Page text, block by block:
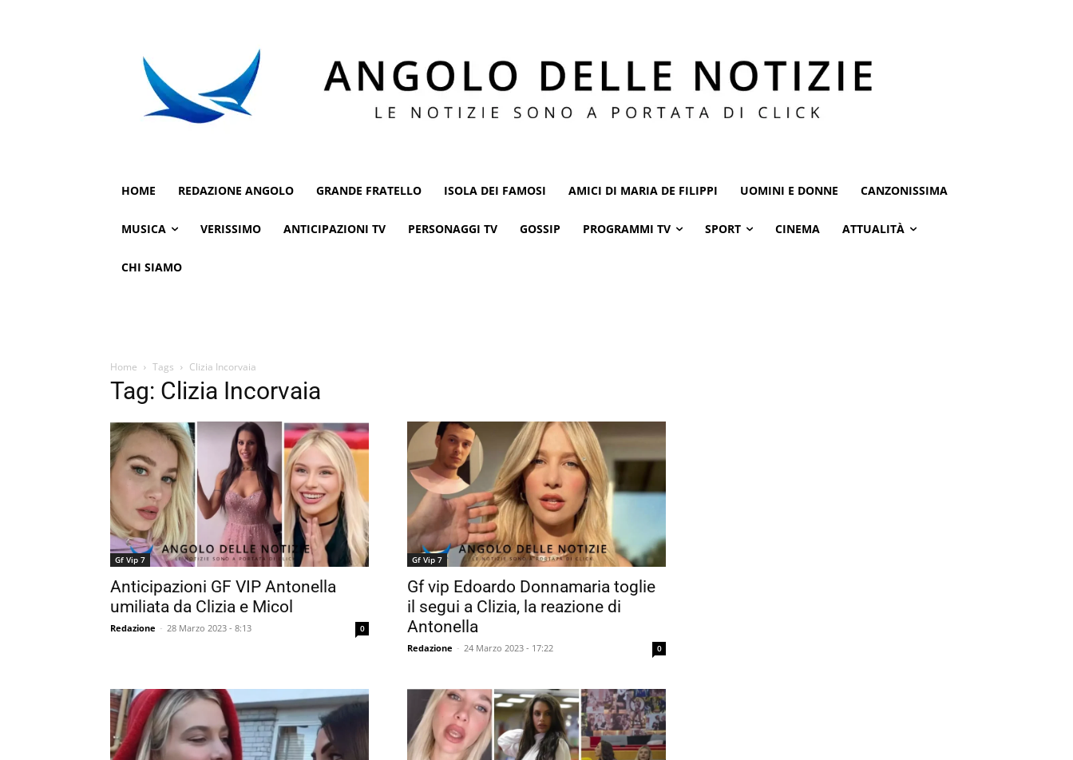
HOME REDAZIONE ANGOLO GRANDE FRATELLO ISOLA DEI FAMOSI AMICI DI MARIA DE FILIPPI UOMINI E DONNE CANZONISSIMA
MUSICA VERISSIMO ANTICIPAZIONI TV PERSONAGGI TV GOSSIP PROGRAMMI TV SPORT CINEMA ATTUALITÀ
CHI SIAMO
Home Tags Clizia Incorvaia
Tag: Clizia Incorvaia
Gf Vip 7
Anticipazioni GF VIP Antonella
umiliata da Clizia e Micol
Redazione - 28 Marzo 2023 - 8:13 0
Gf Vip 7
Gf vip Edoardo Donnamaria toglie
il segui a Clizia, la reazione di
Antonella
Redazione - 24 Marzo 2023 - 17:22 0